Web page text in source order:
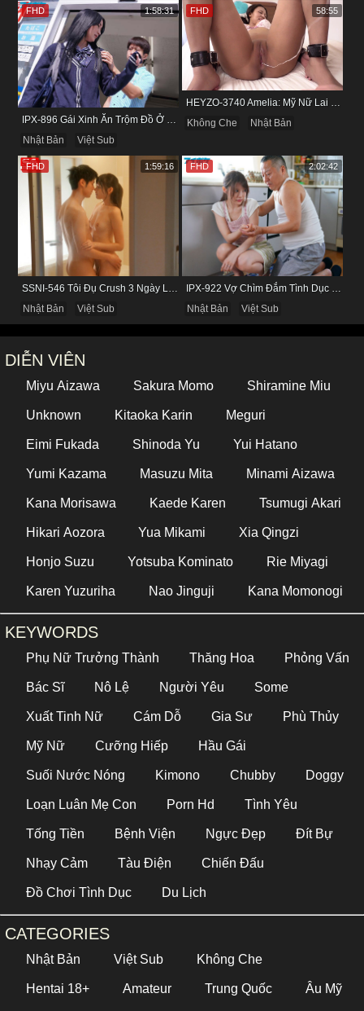
IPX-896 Gái Xinh Ăn Trộm Đồ Ở Cửa Hàng Và Cái Kết
Nhật Bản
Việt Sub
FHD 1:58:31
HEYZO-3740 Amelia: Mỹ Nữ Lai Vú Bự & Màn Bị Xiềng Xích Dập Lồn Cực Dâm
Không Che
Nhật Bản
FHD 58:55
SSNI-546 Tôi Đụ Crush 3 Ngày Liên Tục Trong Khách Sạn
Nhật Bản
Việt Sub
FHD 1:59:16
IPX-922 Vợ Chìm Đắm Tình Dục Với Bố Chồng Vì Chồng Mê Việc
Nhật Bản
Việt Sub
FHD 2:02:42
DIỄN VIÊN
Miyu Aizawa Sakura Momo Shiramine Miu
Unknown Kitaoka Karin Meguri
Eimi Fukada Shinoda Yu Yui Hatano
Yumi Kazama Masuzu Mita Minami Aizawa
Kana Morisawa Kaede Karen Tsumugi Akari
Hikari Aozora Yua Mikami Xia Qingzi
Honjo Suzu Yotsuba Kominato Rie Miyagi
Karen Yuzuriha Nao Jinguji Kana Momonogi
KEYWORDS
Phụ Nữ Trưởng Thành Thăng Hoa Phỏng Vấn
Bác Sĩ Nô Lệ Người Yêu Some
Xuất Tinh Nữ Cám Dỗ Gia Sư Phù Thủy
Mỹ Nữ Cưỡng Hiếp Hầu Gái
Suối Nước Nóng Kimono Chubby Doggy
Loạn Luân Mẹ Con Porn Hd Tình Yêu
Tống Tiền Bệnh Viện Ngực Đẹp Đít Bự
Nhạy Cảm Tàu Điện Chiến Đấu
Đồ Chơi Tình Dục Du Lịch
CATEGORIES
Nhật Bản Việt Sub Không Che
Hentai 18+ Amateur Trung Quốc Âu Mỹ